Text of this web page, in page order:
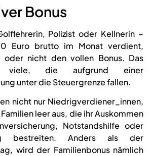
Bonus
Polizist oder Kellnerin –
Euro brutto im Monat verdient,
oder nicht den vollen Bonus. Das
viele, die aufgrund einer
unter die Steuergrenze fallen.
nicht nur Niedrigverdiener_innen,
leer aus, die ihr Auskommen
Notstandshilfe oder
bestreiten. Anders als der
wird der Familienbonus nämlich